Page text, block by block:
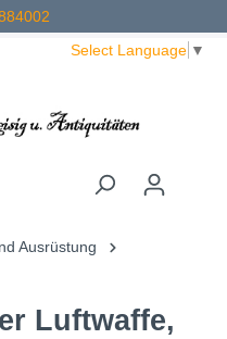
Select Language ▼
Ausrüstung
Luftwaffe,